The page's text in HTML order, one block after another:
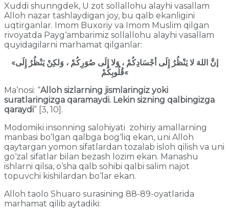
Xuddi shunngdek, U zot sollallohu alayhi vasallam
Alloh nazar tashlaydigan joy, bu qalb ekanligini
uqtirganlar. Imom Buxoriy va Imom Muslim qilgan
rivoyatda Payg‘ambarimiz sollallohu alayhi vasallam
quyidagilarni marhamat qilganlar:
«إنَّ اللهَ لا يَنْظُرُ إِلَى أجْسَادِكُمْ ، وَلا إِلَى صُوَرِكُمْ ، وَلكِنْ يَنْظُرُ إِلَى
قُلُوبِكُمْ«
Ma’nosi: “Alloh sizlarning jismlaringiz yoki
suratlaringizga qaramaydi. Lekin sizning qalbingizga
qaraydi” [3, 10].
Modomiki insonning salohiyati zohiriy amallarning
manbasi bo‘lgan qalbga bog‘liq ekan, uni Alloh
qaytargan yomon sifatlardan tozalab isloh qilish va uni
go‘zal sifatlar bilan bezash lozim ekan. Manashu
ishlarni qilsa, o‘sha qalb sohibi qalbi salim najot
topuvchi kishilardan bo‘lar ekan.
Alloh taolo Shuaro surasining 88-89-oyatlarida
marhamat qilib aytadiki: